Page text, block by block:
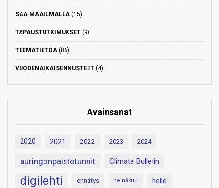
SÄÄ MAAILMALLA (15)
TAPAUSTUTKIMUKSET (9)
TEEMATIETOA (86)
VUODENAIKAISENNUSTEET (4)
Avainsanat
2020 2021 2022 2023 2024
auringonpaistetunnit Climate Bulletin
digilehti ennätys heinäkuu helle